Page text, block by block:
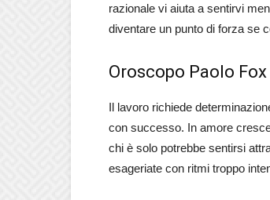
razionale vi aiuta a sentirvi
diventare un punto di forza se
Oroscopo Paolo
Il lavoro richiede
con successo. In amore
chi è solo potrebbe sentirsi
esageriate con ritmi troppo